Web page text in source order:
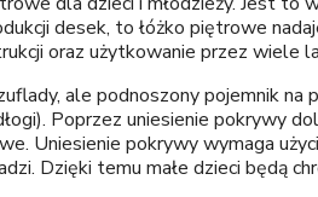
desek, to łóżko piętrowe
oraz użytkowanie przez wiele
ale podnoszony pojemnik
Poprzez uniesienie pokrywy
Uniesienie pokrywy wymaga
Dzięki temu małe dzieci będą